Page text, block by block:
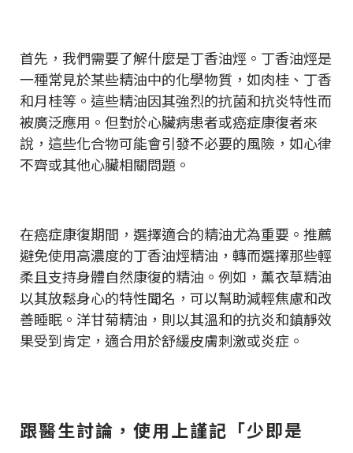
首先，我們需要了解什麼是丁香油烴。丁香油烴是
一種常見於某些精油中的化學物質，如肉桂、丁香
和月桂等。這些精油因其強烈的抗菌和抗炎特性而
被廣泛應用。但對於心臟病患者或癌症康復者來
說，這些化合物可能會引發不必要的風險，如心律
不齊或其他心臟相關問題。
在癌症康復期間，選擇適合的精油尤為重要。推薦
避免使用高濃度的丁香油烴精油，轉而選擇那些輕
柔且支持身體自然康復的精油。例如，薰衣草精油
以其放鬆身心的特性聞名，可以幫助減輕焦慮和改
善睡眠。洋甘菊精油，則以其溫和的抗炎和鎮靜效
果受到肯定，適合用於舒緩皮膚刺激或炎症。
跟醫生討論，使用上謹記「少即是